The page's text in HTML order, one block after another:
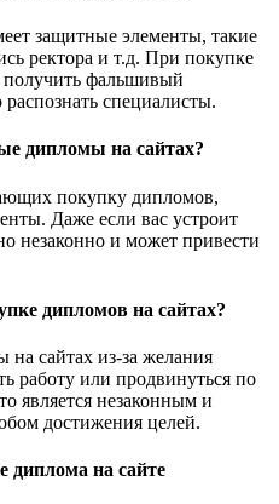
защитные элементы, такие
ректора и т.д. При покупке
получить фальшивый
специалисты.
дипломы на сайтах?
покупку дипломов,
Даже если вас устроит
незаконно и может привести
дипломов на сайтах?
сайтах из-за желания
работу или продвинуться по
является незаконным и
достижения целей.
диплома на сайте